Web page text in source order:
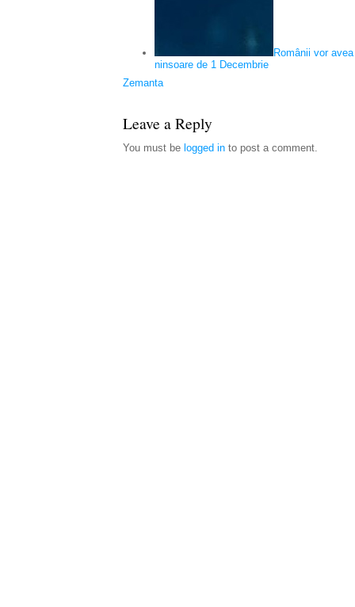
Românii vor
ninsoare de 1 Decembrie
Zemanta
Leave a Reply
You must be logged in to post a comment.